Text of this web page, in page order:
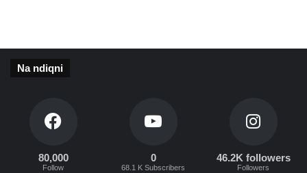
Na ndiqni
80,000
Follow
0
68.1 K Subscribers
46.2K followers
Followers